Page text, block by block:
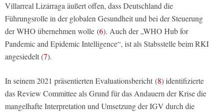
Villarreal Lizárraga äußert offen, dass Deutschland die
Führungsrolle in der globalen Gesundheit und bei der Steuerung
der WHO übernehmen wolle (6). Auch der „WHO Hub for
Pandemic and Epidemic Intelligence“, ist als Stabsstelle beim RKI
angesiedelt (7).
In seinem 2021 präsentierten Evaluationsbericht (8) identifizierte
das Review Committee als Grund für das Andauern der Krise die
mangelhafte Interpretation und Umsetzung der IGV durch die